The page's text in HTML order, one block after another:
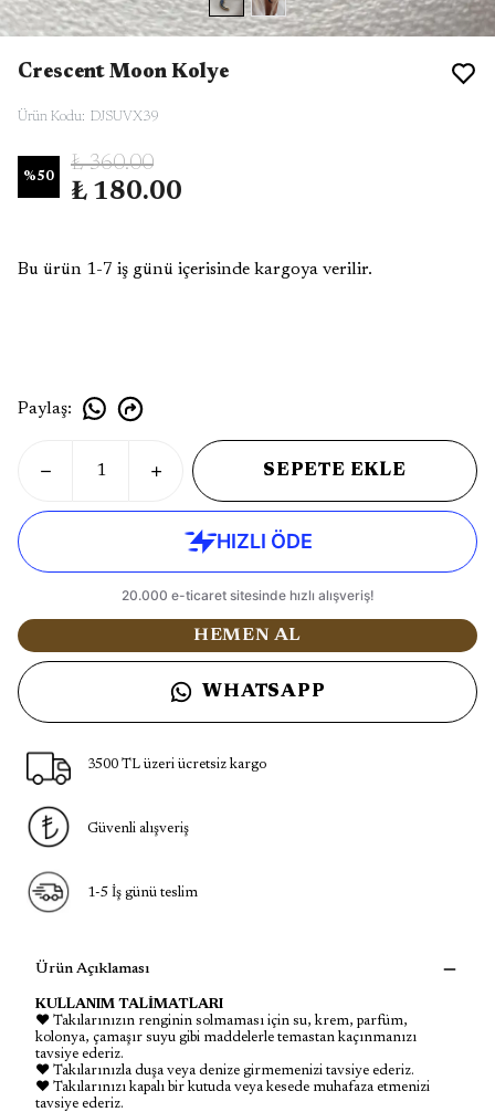
Crescent Moon Kolye
Ürün Kodu: DJSUVX39
%50
₺ 360.00
₺ 180.00
Bu ürün 1-7 iş günü içerisinde kargoya verilir.
Paylaş:
SEPETE EKLE
HEMEN AL
WHATSAPP
3500 TL üzeri ücretsiz kargo
Güvenli alışveriş
1-5 İş günü teslim
Ürün Açıklaması
KULLANIM TALİMATLARI
♥ Takılarınızın renginin solmaması için su, krem, parfüm,
kolonya, çamaşır suyu gibi maddelerle temastan kaçınmanızı
tavsiye ederiz.
♥ Takılarınızla duşa veya denize girmemenizi tavsiye ederiz.
♥ Takılarınızı kapalı bir kutuda veya kesede muhafaza etmenizi
tavsiye ederiz.